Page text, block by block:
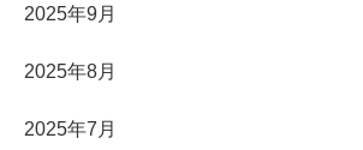
2025年9月
2025年8月
2025年7月